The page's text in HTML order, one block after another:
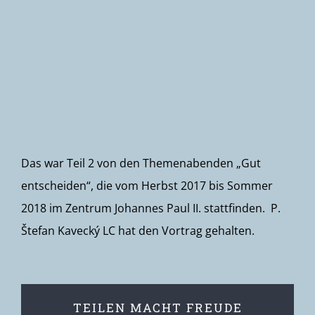
Das war Teil 2 von den Themenabenden „Gut
entscheiden“, die vom Herbst 2017 bis Sommer
2018 im Zentrum Johannes Paul II. stattfinden. P.
Štefan Kavecký LC hat den Vortrag gehalten.
TEILEN MACHT FREUDE